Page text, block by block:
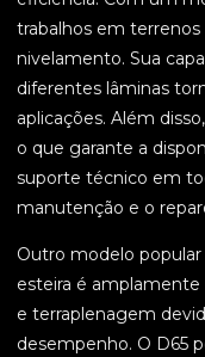
trabalhos em terrenos
nivelamento. Sua
diferentes lâminas
aplicações. Além
o que garante a
suporte técnico em
manutenção e o
Outro modelo popular
esteira é
e terraplenagem
desempenho. O D65